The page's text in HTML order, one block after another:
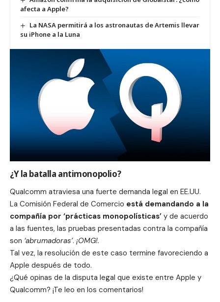
afecta a Apple?
La NASA permitirá a los astronautas de Artemis llevar
su iPhone a la Luna
¿Y la batalla antimonopolio?
Qualcomm atraviesa una fuerte demanda legal en EE.UU.
La Comisión Federal de Comercio está demandando a la
compañía por ‘prácticas monopolísticas’ y de acuerdo
a las fuentes, las pruebas presentadas contra la compañía
son ‘abrumadoras’. ¡OMG!.
Tal vez, la resolución de este caso termine favoreciendo a
Apple después de todo.
¿Qué opinas de la disputa legal que existe entre Apple y
Qualcomm? ¡Te leo en los comentarios!